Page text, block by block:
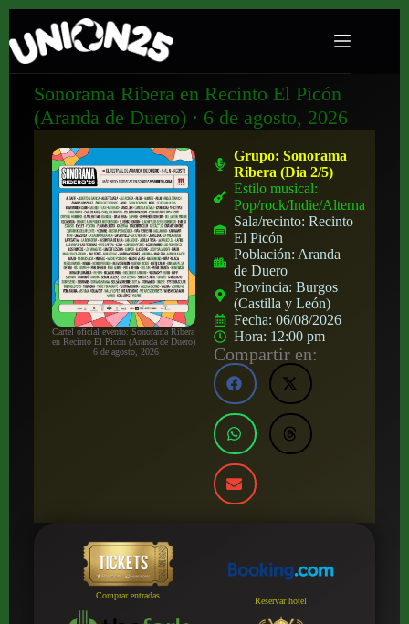
Sonorama Ribera en Recinto El Picón
(Aranda de Duero) · 6 de agosto, 2026
Cartel oficial evento: Sonorama Ribera
en Recinto El Picón (Aranda de Duero)
· 6 de agosto, 2026
Grupo:Sonorama
Ribera (Dia 2/5)
Estilo musical:
Pop/rock/Indie/Alternativo
Sala/recinto:Recinto
El Picón
Población: Aranda
de Duero
Provincia:Burgos
(Castilla y León)
Fecha:06/08/2026
Hora: 12:00 pm
Compartir en:
Comprar entradas
Reservar hotel